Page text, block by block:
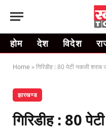
होम देश विदेश
Home »गिरिडीह : 80 पेटी नकली शराब
झारखण्ड
गिरिडीह : 80